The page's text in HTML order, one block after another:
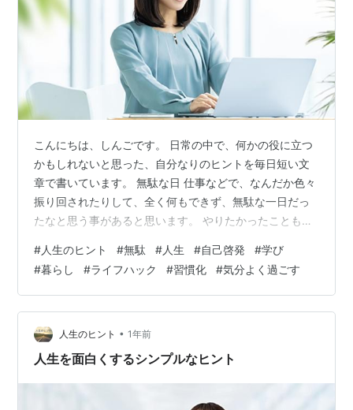
こんにちは、しんごです。 日常の中で、何かの役に立つ
かもしれないと思った、自分なりのヒントを毎日短い文
章で書いています。 無駄な日 仕事などで、なんだか色々
振り回されたりして、全く何もできず、無駄な一日だっ
たなと思う事があると思います。 やりたかったこともあ
ャン周りから言われながら、さんざん右往左往してヘト
ヘトになったりすると、こんな風に考えてしまうと思い
ます。 「あーあ。なんだかなんもない一日だったな」 こ
うなると、とてもぐったりしますし、とんでもなく残念
な気分になってしまうものです。 ショックが大きすぎ
て、何のための何の人生なんだと、ダブル…
#人生のヒント #無駄 #人生 #自己啓発 #学び
#暮らし #ライフハック #習慣化 #気分よく過ごす
人生のヒント • 1年前
人生を面白くするシンプルなヒント